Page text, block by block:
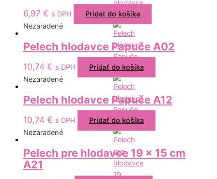
6,97 € s DPH
Pridať do košíka
Nezaradené
Pelech hlodavce Papuče A02
10,74 € s DPH
Pridať do košíka
Nezaradené
Pelech hlodavce Papuče A12
10,74 € s DPH
Pridať do košíka
Nezaradené
Pelech pre hlodavce 19 x 15 cm
A21